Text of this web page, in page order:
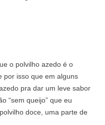
o polvilho azedo é o
por isso que em alguns
pra dar um leve sabor
“sem queijo” que eu
doce, uma parte de